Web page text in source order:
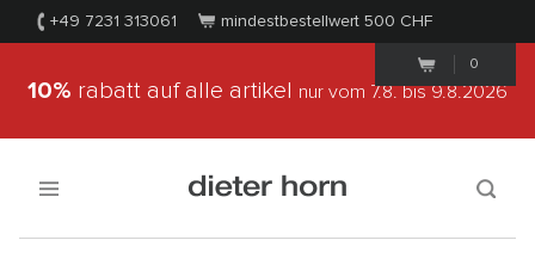
+49 7231 313061 mindestbestellwert 500 CHF
0
10% rabatt auf alle artikel nur vom 7.8.bis 9.8.2026